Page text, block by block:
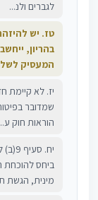
לגברים ולנ...
טז. יש
בהריון,
המעסיק
יז. לא קיימת
שמדובר
הוראות חוק
יח.
ביחס להוכחת
מינית, הגשת